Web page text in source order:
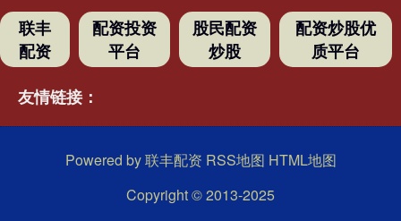
联丰
配资
配资投资
平台
股民配资
炒股
配资炒股优
质平台
友情链接：
Powered by联丰配资 RSS地图 HTML地图
Copyright© 2013-2025